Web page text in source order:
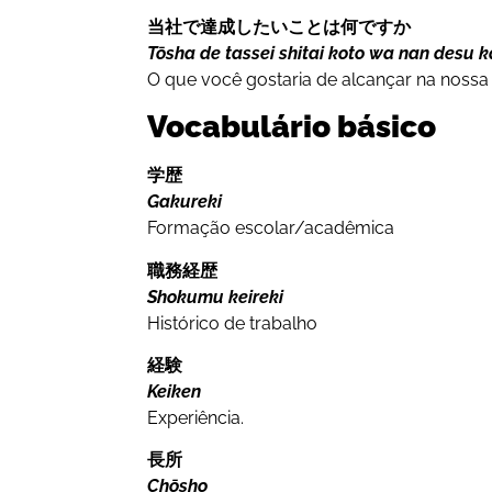
当社で達成したいことは何ですか
Tōsha de tassei shitai koto wa nan desu
O que você gostaria de alcançar na
Vocabulário básico
学歴
Gakureki
Formação escolar/acadêmica
職務経歴
Shokumu keireki
Histórico de trabalho
経験
Keiken
Experiência.
長所
Chōsho